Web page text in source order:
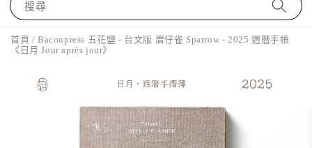
搜尋
首頁 / Baconpress 五花鹽 - 台文版 厝仔雀 Sparrow - 2025 週曆手帳
《日月 Jour après jour》